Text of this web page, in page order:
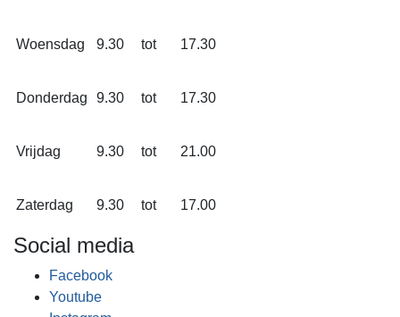
Woensdag 9.30 tot 17.30
Donderdag 9.30 tot 17.30
Vrijdag 9.30 tot 21.00
Zaterdag 9.30 tot 17.00
Social media
Facebook
Youtube